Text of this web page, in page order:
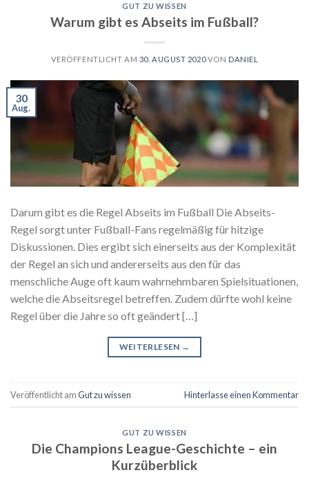
GUT ZU WISSEN
Warum gibt es Abseits im Fußball?
VERÖFFENTLICHT AM 30. AUGUST 2020 VON DANIEL
30
Aug.
Darum gibt es die Regel Abseits im Fußball Die Abseits-
Regel sorgt unter Fußball-Fans regelmäßig für hitzige
Diskussionen. Dies ergibt sich einerseits aus der Komplexität
der Regel an sich und andererseits aus den für das
menschliche Auge oft kaum wahrnehmbaren Spielsituationen,
welche die Abseitsregel betreffen. Zudem dürfte wohl keine
Regel über die Jahre so oft geändert […]
WEITERLESEN →
Veröffentlicht amGut zu wissen Hinterlasse einen Kommentar
GUT ZU WISSEN
Die Champions League-Geschichte – ein
Kurzüberblick